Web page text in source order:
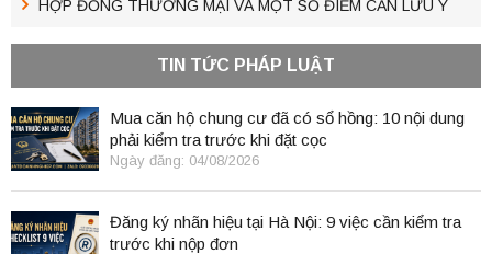
HỢP ĐỒNG THƯƠNG MẠI VÀ MỘT SỐ ĐIỂM CẦN LƯU Ý
TIN TỨC PHÁP LUẬT
Mua căn hộ chung cư đã có sổ hồng: 10 nội dung
phải kiểm tra trước khi đặt cọc
Ngày đăng: 04/08/2026
Đăng ký nhãn hiệu tại Hà Nội: 9 việc cần kiểm tra
trước khi nộp đơn